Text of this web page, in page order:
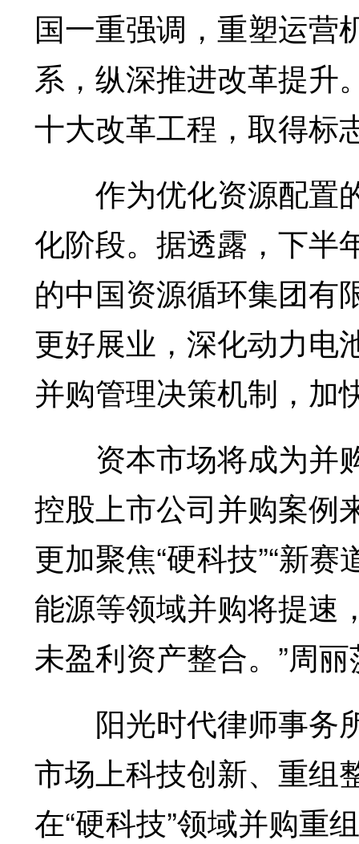
国一重强调，重塑运营
系，纵深推进改革提升
十大改革工程，取得标
作为优化资源配置
化阶段。据透露，下半
的中国资源循环集团有
更好展业，深化动力电
并购管理决策机制，加
资本市场将成为并
控股上市公司并购案例
更加聚焦“硬科技”“新
能源等领域并购将提速
未盈利资产整合。”周
阳光时代律师事务
市场上科技创新、重组
在“硬科技”领域并购重